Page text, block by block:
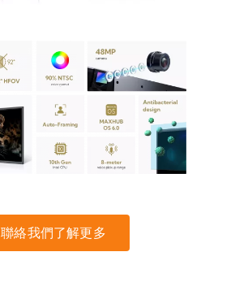
聯絡我們了解更多